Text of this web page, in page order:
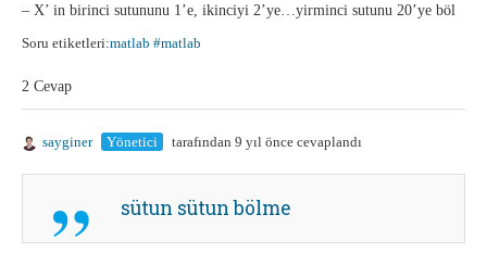
– X’ in birinci sutununu 1’e, ikinciyi 2’ye…yirminci sutunu 20’ye böl
Soru etiketleri:matlab #matlab
2 Cevap
sayginer Yönetici tarafından 9 yıl önce cevaplandı
sütun sütun bölme